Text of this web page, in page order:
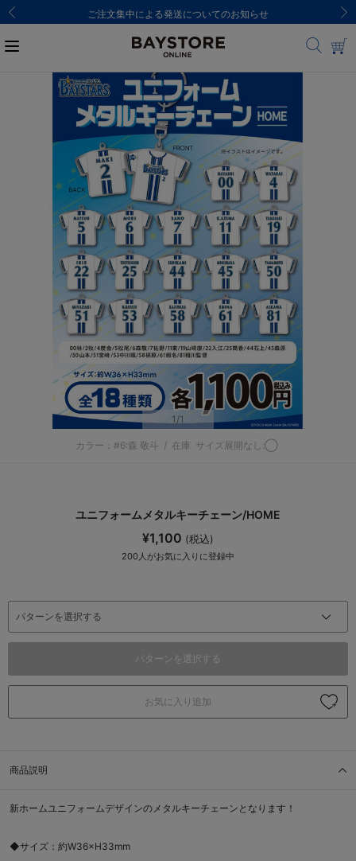
ご注文集中による発送についてのお知らせ
1 /1
カラー：#6:森 敬斗 / 在庫 サイズ展開なし:◯
ユニフォームメタルキーチェーン/HOME
¥1,100 (税込)
200 人がお気に入りに登録中
パターンを選択する
お気に入り追加
商品説明
新ホームユニフォームデザインのメタルキーチェーンとなります！
◆サイズ：約W36×H33mm